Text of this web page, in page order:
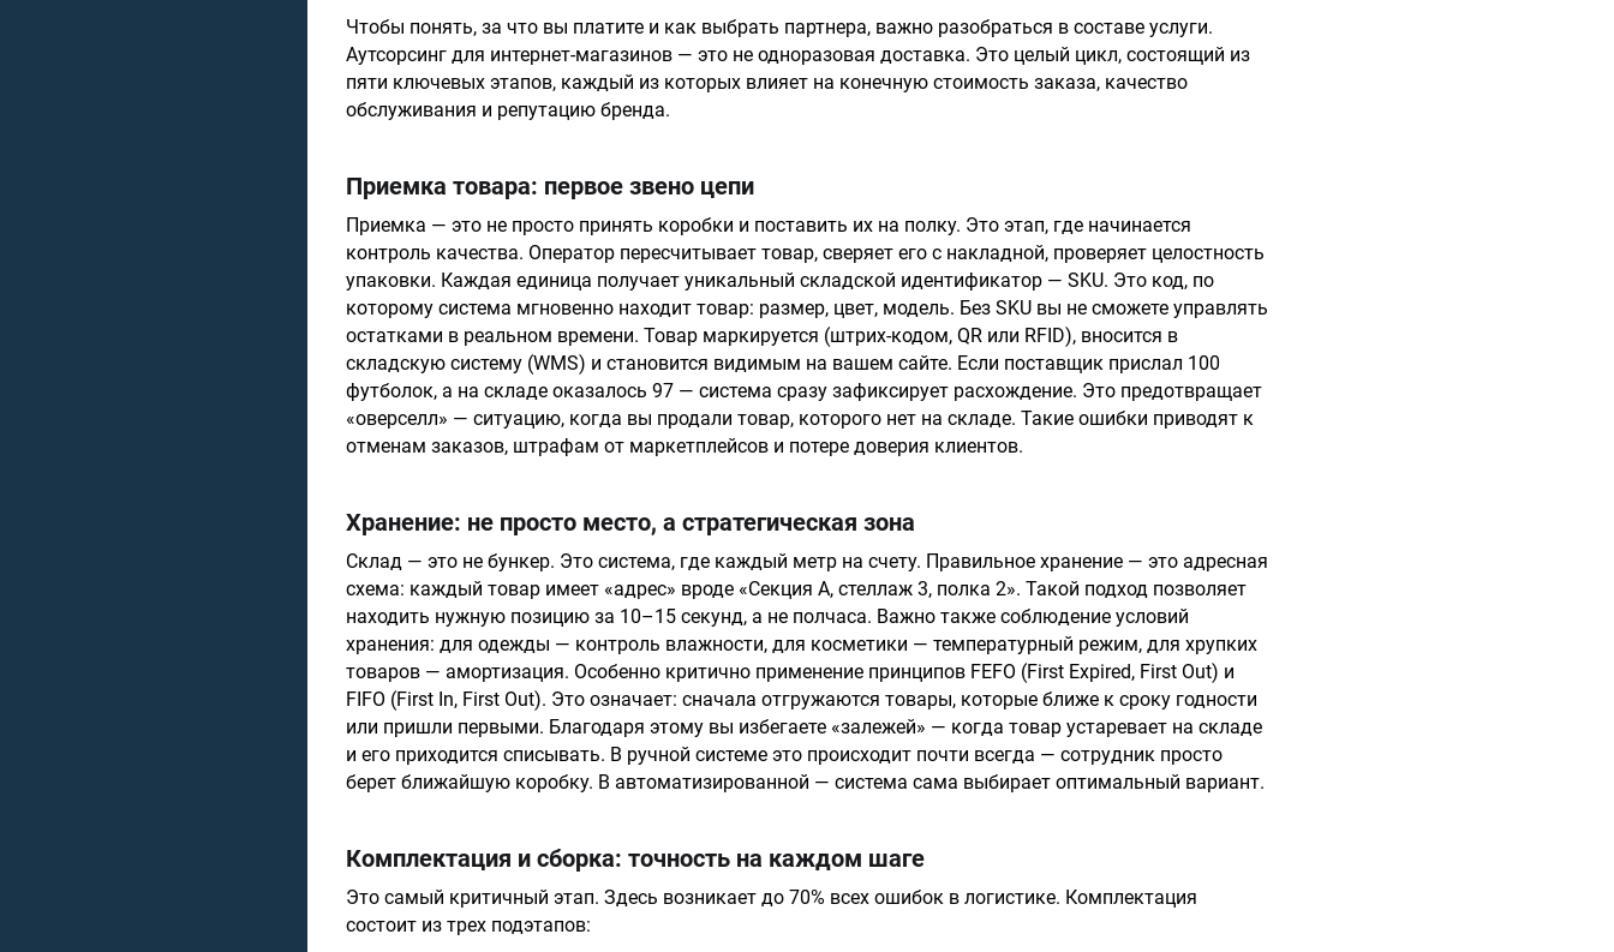
Чтобы понять, за что вы платите и как выбрать партнера, важно разобраться в составе услуги.
Аутсорсинг для интернет-магазинов — это не одноразовая доставка. Это целый цикл, состоящий из
пяти ключевых этапов, каждый из которых влияет на конечную стоимость заказа, качество
обслуживания и репутацию бренда.
Приемка товара: первое звено цепи
Приемка — это не просто принять коробки и поставить их на полку. Это этап, где начинается
контроль качества. Оператор пересчитывает товар, сверяет его с накладной, проверяет целостность
упаковки. Каждая единица получает уникальный складской идентификатор — SKU. Это код, по
которому система мгновенно находит товар: размер, цвет, модель. Без SKU вы не сможете управлять
остатками в реальном времени. Товар маркируется (штрих-кодом, QR или RFID), вносится в
складскую систему (WMS) и становится видимым на вашем сайте. Если поставщик прислал 100
футболок, а на складе оказалось 97 — система сразу зафиксирует расхождение. Это предотвращает
«оверселл» — ситуацию, когда вы продали товар, которого нет на складе. Такие ошибки приводят к
отменам заказов, штрафам от маркетплейсов и потере доверия клиентов.
Хранение: не просто место, а стратегическая зона
Склад — это не бункер. Это система, где каждый метр на счету. Правильное хранение — это адресная
схема: каждый товар имеет «адрес» вроде «Секция А, стеллаж 3, полка 2». Такой подход позволяет
находить нужную позицию за 10–15 секунд, а не полчаса. Важно также соблюдение условий
хранения: для одежды — контроль влажности, для косметики — температурный режим, для хрупких
товаров — амортизация. Особенно критично применение принципов FEFO (First Expired, First Out) и
FIFO (First In, First Out). Это означает: сначала отгружаются товары, которые ближе к сроку годности
или пришли первыми. Благодаря этому вы избегаете «залежей» — когда товар устаревает на складе
и его приходится списывать. В ручной системе это происходит почти всегда — сотрудник просто
берет ближайшую коробку. В автоматизированной — система сама выбирает оптимальный вариант.
Комплектация и сборка: точность на каждом шаге
Это самый критичный этап. Здесь возникает до 70% всех ошибок в логистике. Комплектация
состоит из трех подэтапов: